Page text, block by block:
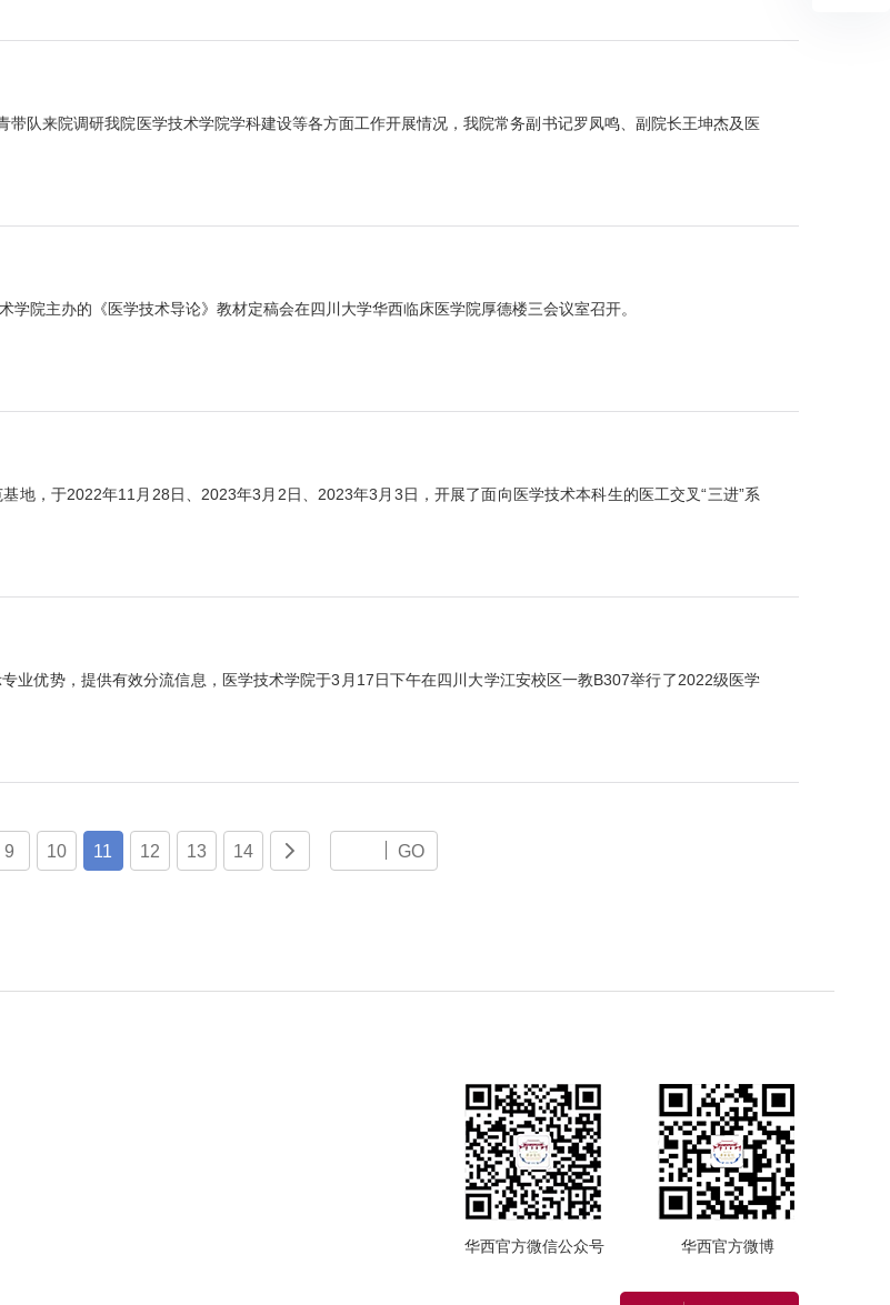
队来院调研我院医学技术学院学科建设等各方面工作开展情况，我院常务副书记罗凤鸣、副院长王坤杰及医
院主办的《医学技术导论》教材定稿会在四川大学华西临床医学院厚德楼三会议室召开。
地，于2022年11月28日、2023年3月2日、2023年3月3日，开展了面向医学技术本科生的医工交叉“三进”系
业优势，提供有效分流信息，医学技术学院于3月17日下午在四川大学江安校区一教B307举行了2022级医学
9 10 11 12 13 14  GO
华西官方微信公众号 华西官方微博